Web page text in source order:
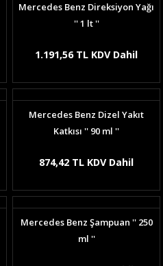
Mercedes Benz Direksiyon Yağı
'' 1 lt ''
1.191,56 TL KDV Dahil
Mercedes Benz Dizel Yakıt
Katkısı '' 90 ml ''
874,42 TL KDV Dahil
Mercedes Benz Şampuan '' 250
ml ''